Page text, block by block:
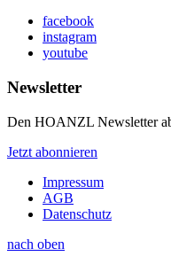
facebook
instagram
youtube
Newsletter
Den HOANZL Newsletter
Jetzt abonnieren
Impressum
AGB
Datenschutz
nach oben